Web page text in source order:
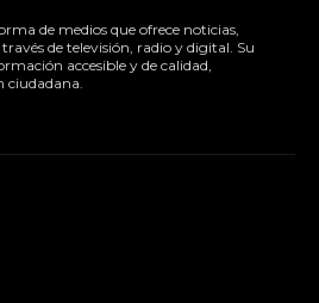
de medios que ofrece noticias,
de televisión, radio y digital. Su
accesible y de calidad,